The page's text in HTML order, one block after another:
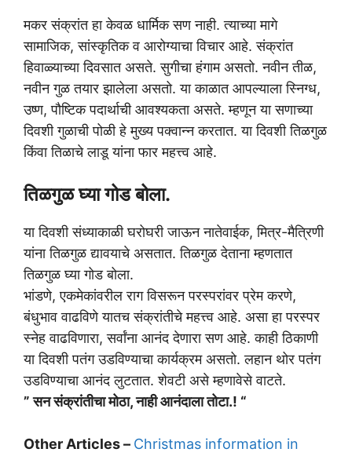
मकर संक्रांत हा केवळ धार्मिक सण नाही. त्याच्या मागे
सामाजिक, सांस्कृतिक व आरोग्याचा विचार आहे. संक्रांत
हिवाळ्याच्या दिवसात असते. सुगीचा हंगाम असतो. नवीन तीळ,
नवीन गुळ तयार झालेला असतो. या काळात आपल्याला स्निग्ध,
उष्ण, पौष्टिक पदार्थाची आवश्यकता असते. म्हणून या सणाच्या
दिवशी गुळाची पोळी हे मुख्य पक्वान्न करतात. या दिवशी तिळगुळ
किंवा तिळाचे लाडू यांना फार महत्त्व आहे.
तिळगुळ घ्या गोड बोला.
या दिवशी संध्याकाळी घरोघरी जाऊन नातेवाईक, मित्र-मैत्रिणी
यांना तिळगुळ द्यावयाचे असतात. तिळगुळ देताना म्हणतात
तिळगुळ घ्या गोड बोला.
भांडणे, एकमेकांवरील राग विसरून परस्परांवर प्रेम करणे,
बंधुभाव वाढविणे यातच संक्रांतीचे महत्त्व आहे. असा हा परस्पर
स्नेह वाढविणारा, सर्वांना आनंद देणारा सण आहे. काही ठिकाणी
या दिवशी पतंग उडविण्याचा कार्यक्रम असतो. लहान थोर पतंग
उडविण्याचा आनंद लुटतात. शेवटी असे म्हणावेसे वाटते.
” सन संक्रांतीचा मोठा, नाही आनंदाला तोटा.! “
Other Articles – Christmas information in